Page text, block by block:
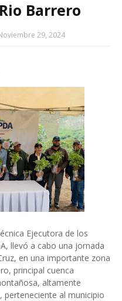
Barrero
29, 2024
Ejecutora de los
llevó a cabo una jornada
en una importante zona
principal cuenca
altamente
al municipio